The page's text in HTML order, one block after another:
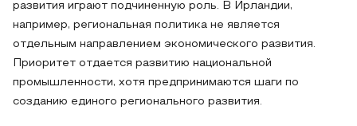
развития играют подчиненную роль. В Ирландии,
например, региональная политика не является
отдельным направлением экономического развития.
Приоритет отдается развитию национальной
промышленности, хотя предпринимаются шаги по
созданию единого регионального развития.